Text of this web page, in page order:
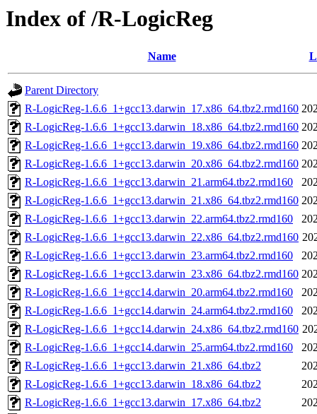
Index of /R-LogicReg
Name
Parent Directory
R-LogicReg-1.6.6_1+gcc13.darwin_17.x86_64.tbz2.rmd160
R-LogicReg-1.6.6_1+gcc13.darwin_18.x86_64.tbz2.rmd160
R-LogicReg-1.6.6_1+gcc13.darwin_19.x86_64.tbz2.rmd160
R-LogicReg-1.6.6_1+gcc13.darwin_20.x86_64.tbz2.rmd160
R-LogicReg-1.6.6_1+gcc13.darwin_21.arm64.tbz2.rmd160
R-LogicReg-1.6.6_1+gcc13.darwin_21.x86_64.tbz2.rmd160
R-LogicReg-1.6.6_1+gcc13.darwin_22.arm64.tbz2.rmd160
R-LogicReg-1.6.6_1+gcc13.darwin_22.x86_64.tbz2.rmd160
R-LogicReg-1.6.6_1+gcc13.darwin_23.arm64.tbz2.rmd160
R-LogicReg-1.6.6_1+gcc13.darwin_23.x86_64.tbz2.rmd160
R-LogicReg-1.6.6_1+gcc14.darwin_20.arm64.tbz2.rmd160
R-LogicReg-1.6.6_1+gcc14.darwin_24.arm64.tbz2.rmd160
R-LogicReg-1.6.6_1+gcc14.darwin_24.x86_64.tbz2.rmd160
R-LogicReg-1.6.6_1+gcc14.darwin_25.arm64.tbz2.rmd160
R-LogicReg-1.6.6_1+gcc13.darwin_21.x86_64.tbz2
R-LogicReg-1.6.6_1+gcc13.darwin_18.x86_64.tbz2
R-LogicReg-1.6.6_1+gcc13.darwin_17.x86_64.tbz2